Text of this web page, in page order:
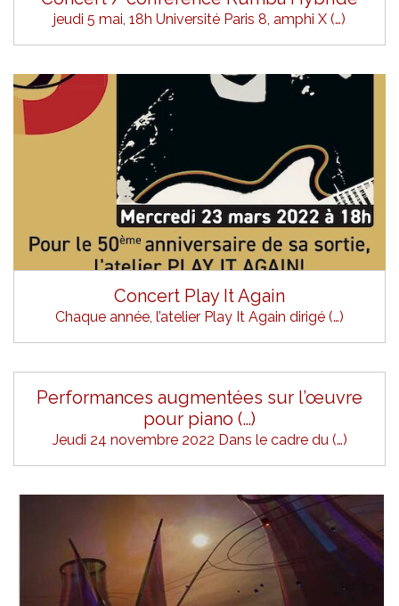
jeudi 5 mai, 18h Université Paris 8, amphi X (…)
Concert Play It Again
Chaque année, l’atelier Play It Again dirigé (…)
Performances augmentées sur l’œuvre
pour piano (…)
Jeudi 24 novembre 2022 Dans le cadre du (…)